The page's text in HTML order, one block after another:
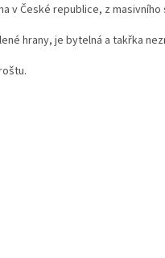
v České republice, z
hrany, je bytelná a takřka